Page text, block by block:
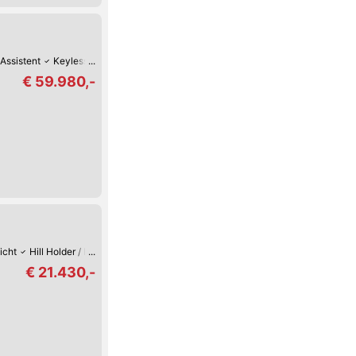
Keyless Go
€ 59.980,-
Hill Holder / Berg-Anfahrhilfe
€ 21.430,-